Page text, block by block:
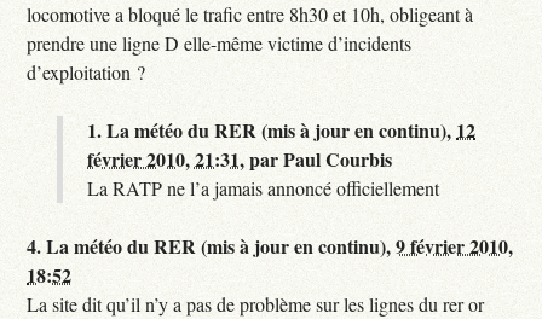
locomotive a bloqué le trafic entre 8h30 et 10h, obligeant à
prendre une ligne D elle-même victime d’incidents
d’exploitation ?
1.La météo du RER (mis à jour en continu), 12
février 2010, 21:31,parPaul Courbis
La RATP ne l’a jamais annoncé officiellement
4.La météo du RER (mis à jour en continu),9 février 2010,
18:52
La site dit qu’il n’y a pas de problème sur les lignes du rer or